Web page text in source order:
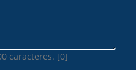
caracteres. [0]